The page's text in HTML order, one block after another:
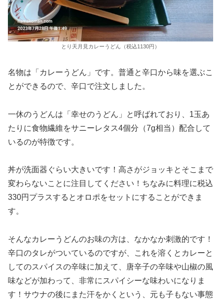
とり天月見カレーうどん（税込1130円）
名物は「カレーうどん」です。普通と辛口から味を選ぶこ
とができるので、辛口で注文しました。
一休のうどんは「幸せのうどん」と呼ばれており、1玉あ
たりに食物繊維をサニーレタス4個分（7g相当）配合して
いるのが特徴です。
丼が洗面器ぐらい大きいです！高さがジョッキとそこまで
変わらないことに注目してください！ちなみに料理に税込
330円プラスするとオロポをセットにすることができま
す。
そんなカレーうどんのお味の方は、なかなか刺激的です！
辛口のタレがついているのですが、これを溶くとカレーと
してのスパイスの辛味に加えて、唐辛子の辛味や山椒の風
味などが加わって、非常にスパイシーな味わいになりま
す！サウナの後にまた汗をかくという、元も子もない事態